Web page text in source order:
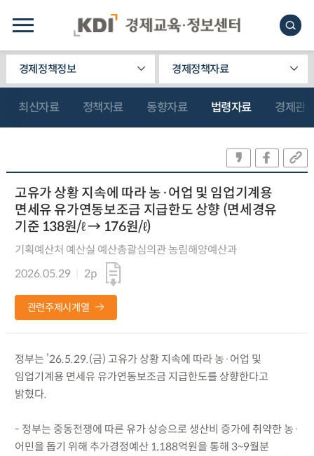
경제정책정보 경제정책자료
최신자료 정책자료 동향자료 법령자료 경제관
고유가 상황 지속에 따라 농·어업 및 임업기계용
면세유 유가연동보조금 지급한도 상향 (면세경유
기준 138원/ℓ → 176원/ℓ)
기획예산처 예산실 예산총괄심의관 농림해양예산과
2026.05.29
2p
관련주제시계열
정부는 ’26.5.29.(금) 고유가 상황 지속에 따라 농·어업 및
임업기계용 면세유 유가연동보조금 지급한도를 상향한다고
밝혔다.
- 정부는 중동전쟁에 따른 유가 상승으로 생산비 증가에 취약한 농·
어민을 돕기 위해 추가경정예산 1,188억원을 통해 3~9월분